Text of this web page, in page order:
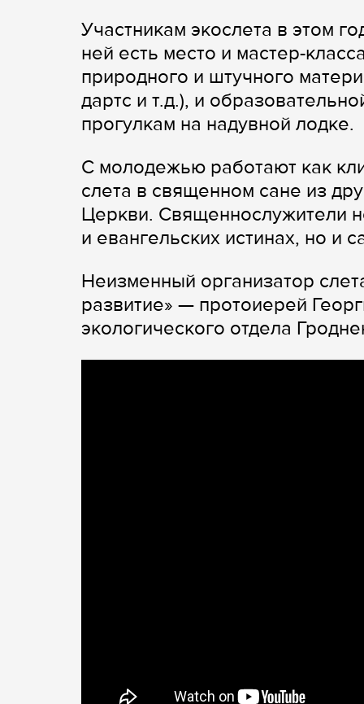
Участникам экослета в этом
ней есть место и мастер-
природного и штучного
дартс и т.д.), и
прогулкам на надувной лодке.
С молодежью работают как
слета в священном сане из
Церкви. Священнослужители
и евангельских истинах, но и
Неизменный организатор
развитие» — протоиерей
экологического отдела